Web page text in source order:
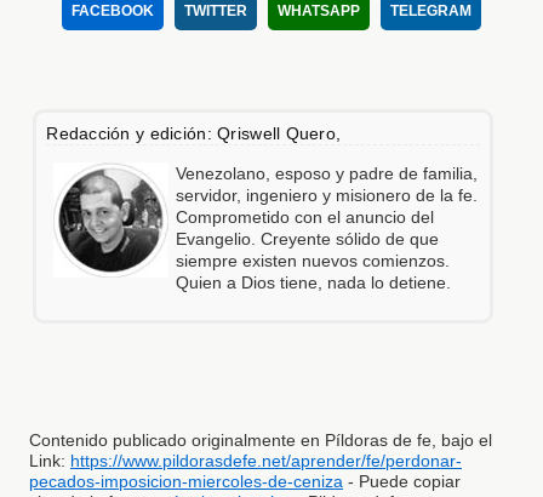
FACEBOOK TWITTER WHATSAPP TELEGRAM
Redacción y edición: Qriswell Quero,
Venezolano, esposo y padre de familia,
servidor, ingeniero y misionero de la fe.
Comprometido con el anuncio del
Evangelio. Creyente sólido de que
siempre existen nuevos comienzos.
Quien a Dios tiene, nada lo detiene.
Contenido publicado originalmente en Píldoras de fe, bajo el
Link: https://www.pildorasdefe.net/aprender/fe/perdonar-
pecados-imposicion-miercoles-de-ceniza - Puede copiar